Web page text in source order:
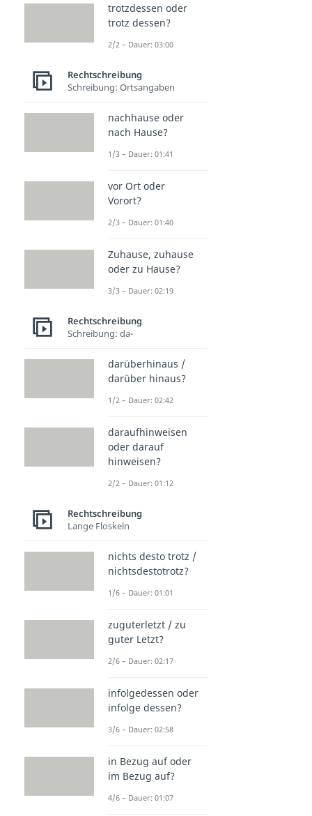
trotzdessen oder
trotz dessen?
2/2 – Dauer: 03:00
Rechtschreibung
Schreibung: Ortsangaben
nachhause oder
nach Hause?
1/3 – Dauer: 01:41
vor Ort oder
Vorort?
2/3 – Dauer: 01:40
Zuhause, zuhause
oder zu Hause?
3/3 – Dauer: 02:19
Rechtschreibung
Schreibung: da-
darüberhinaus /
darüber hinaus?
1/2 – Dauer: 02:42
daraufhinweisen
oder darauf
hinweisen?
2/2 – Dauer: 01:12
Rechtschreibung
Lange Floskeln
nichts desto trotz /
nichtsdestotrotz?
1/6 – Dauer: 01:01
zuguterletzt / zu
guter Letzt?
2/6 – Dauer: 02:17
infolgedessen oder
infolge dessen?
3/6 – Dauer: 02:58
in Bezug auf oder
im Bezug auf?
4/6 – Dauer: 01:07